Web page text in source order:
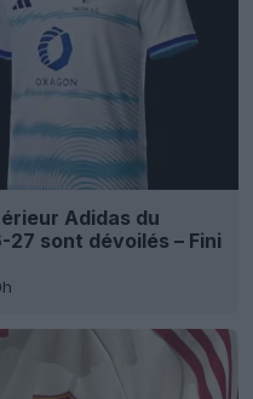
Adidas du
27 sont dévoilés – Fini